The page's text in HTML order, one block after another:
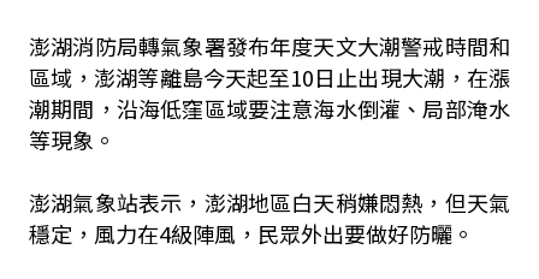
澎湖消防局轉氣象署發布年度天文大潮警戒時間和
區域，澎湖等離島今天起至10日止出現大潮，在漲
潮期間，沿海低窪區域要注意海水倒灌、局部淹水
等現象。
澎湖氣象站表示，澎湖地區白天稍嫌悶熱，但天氣
穩定，風力在4級陣風，民眾外出要做好防曬。